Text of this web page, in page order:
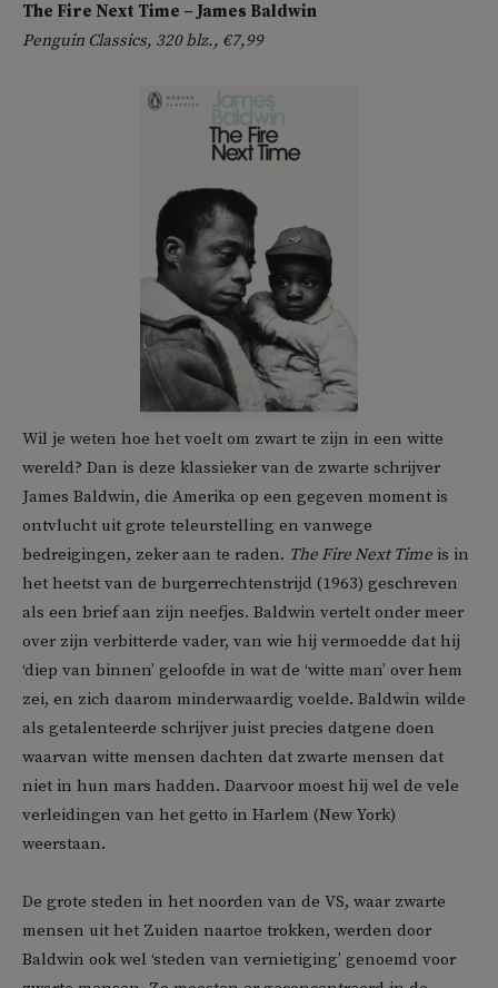
The Fire Next Time – James Baldwin
Penguin Classics, 320 blz., €7,99
Wil je weten hoe het voelt om zwart te zijn in een witte
wereld? Dan is deze klassieker van de zwarte schrijver
James Baldwin, die Amerika op een gegeven moment is
ontvlucht uit grote teleurstelling en vanwege
bedreigingen, zeker aan te raden. The Fire Next Time is in
het heetst van de burgerrechtenstrijd (1963) geschreven
als een brief aan zijn neefjes. Baldwin vertelt onder meer
over zijn verbitterde vader, van wie hij vermoedde dat hij
‘diep van binnen’ geloofde in wat de ‘witte man’ over hem
zei, en zich daarom minderwaardig voelde. Baldwin wilde
als getalenteerde schrijver juist precies datgene doen
waarvan witte mensen dachten dat zwarte mensen dat
niet in hun mars hadden. Daarvoor moest hij wel de vele
verleidingen van het getto in Harlem (New York)
weerstaan.
De grote steden in het noorden van de VS, waar zwarte
mensen uit het Zuiden naartoe trokken, werden door
Baldwin ook wel ‘steden van vernietiging’ genoemd voor